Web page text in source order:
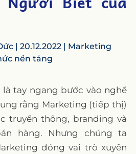
| 20.12.2022| Marketing
nền tảng
tay ngang bước vào nghề
rằng Marketing (tiếp thị)
truyền thông, branding và
hàng. Nhưng chúng ta
đóng vai trò xuyên